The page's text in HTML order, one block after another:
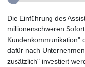
Die Einführung des
millionenschweren
Kundenkommunikation"
dafür nach
zusätzlich" investiert